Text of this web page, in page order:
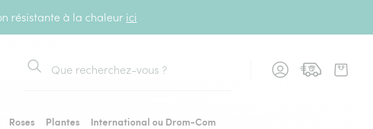
résistante à la chaleur ici
Rechercher
Roses Plantes
International ou Drom-Com